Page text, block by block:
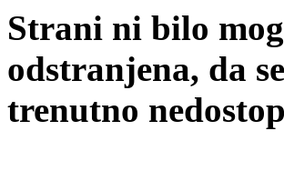
Strani ni bilo
odstranjena, da
trenutno